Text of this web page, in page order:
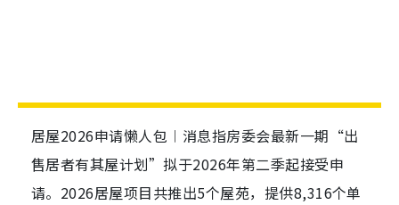
居屋2026申请懒人包︱消息指房委会最新一期“出
售居者有其屋计划”拟于2026年第二季起接受申
请。2026居屋项目共推出5个屋苑，提供8,316个单